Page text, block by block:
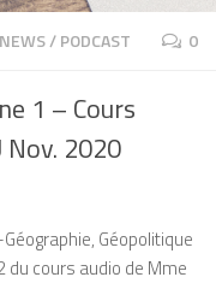
NEWS/PODCAST 0
1 – Cours
Nov. 2020
Géopolitique
du cours audio de Mme